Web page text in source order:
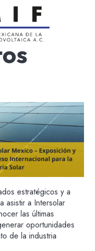
estratégicos y a
asistir a Intersolar
las últimas
oportunidades
de la industria